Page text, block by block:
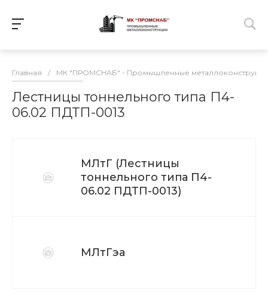
Главная / МК "ПРОМСНАБ" - Промышленные
Лестницы тоннельного типа П4-
06.02 ПДТП-0013
МЛтГ (Лестницы
тоннельного типа П4-
06.02 ПДТП-0013)
МЛтГэа